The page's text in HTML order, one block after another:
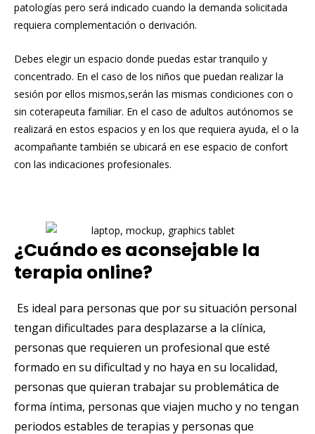
patologías pero será indicado cuando la demanda solicitada
requiera complementación o derivación.
Debes elegir un espacio donde puedas estar tranquilo y
concentrado. En el caso de los niños que puedan realizar la
sesión por ellos mismos,serán las mismas condiciones con o
sin coterapeuta familiar. En el caso de adultos autónomos se
realizará en estos espacios y en los que requiera ayuda, el o la
acompañante también se ubicará en ese espacio de confort
con las indicaciones profesionales.
¿Cuándo es aconsejable la
terapia online?
Es ideal para personas que por su situación personal
tengan dificultades para desplazarse a la clínica,
personas que requieren un profesional que esté
formado en su dificultad y no haya en su localidad,
personas que quieran trabajar su problemática de
forma íntima, personas que viajen mucho y no tengan
periodos estables de terapias y personas que